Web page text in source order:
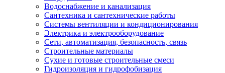
Водоснабжение и канализация
Сантехника и сантехнические работы
Системы вентиляции и кондиционирования
Электрика и электрооборудование
Сети, автоматизация, безопасность, связь
Строительные материалы
Сухие и готовые строительные смеси
Гидроизоляция и гидрофобизация